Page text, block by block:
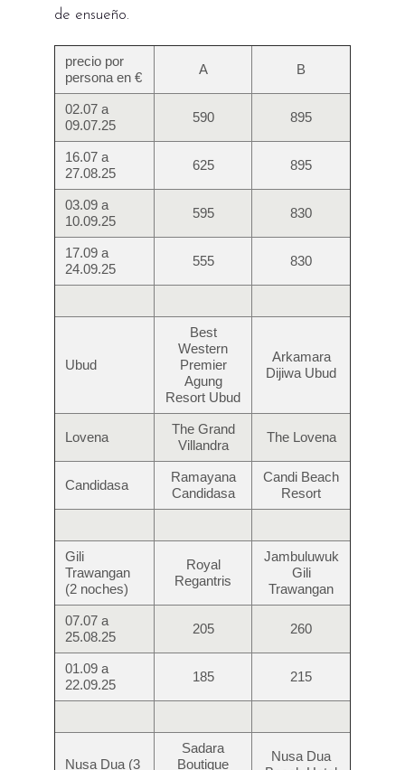
de ensueño.
precio por
persona en €
A B
02.07 a
09.07.25
590 895
16.07 a
27.08.25
625 895
03.09 a
10.09.25
595 830
17.09 a
24.09.25
555 830
Ubud
Best
Western
Premier
Agung
Resort Ubud
Arkamara
Dijiwa Ubud
Lovena
The Grand
Villandra
The Lovena
Candidasa
Ramayana
Candidasa
Candi Beach
Resort
Gili
Trawangan
(2 noches)
Royal
Regantris
Jambuluwuk
Gili
Trawangan
07.07 a
25.08.25
205 260
01.09 a
22.09.25
185 215
Nusa Dua (3
Sadara
Boutique
Nusa Dua